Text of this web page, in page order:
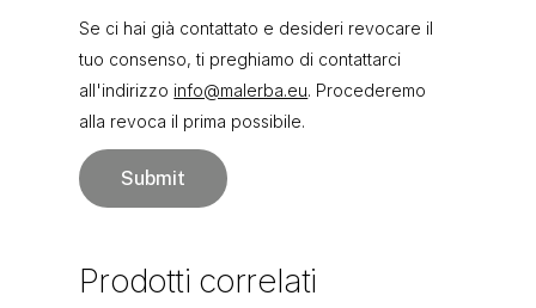
Se ci hai già contattato e desideri revocare il
tuo consenso, ti preghiamo di contattarci
all'indirizzo info@malerba.eu. Procederemo
alla revoca il prima possibile.
Prodotti correlati